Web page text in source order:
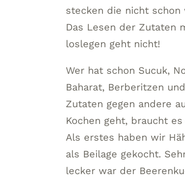
stecken die nicht schon
Das Lesen der Zutaten
loslegen geht nicht!
Wer hat schon Sucuk,
Baharat, Berberitzen
Zutaten gegen andere
Kochen geht, braucht
Als erstes haben wir
als Beilage gekocht.
lecker war der